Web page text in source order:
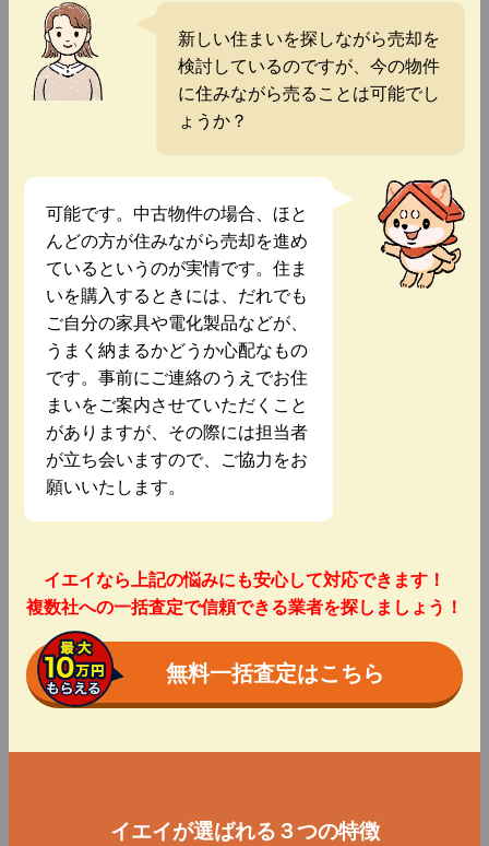
新しい住まいを探しながら売却を
検討しているのですが、今の物件
に住みながら売ることは可能でし
ょうか？
可能です。中古物件の場合、ほと
んどの方が住みながら売却を進め
ているというのが実情です。住ま
いを購入するときには、だれでも
ご自分の家具や電化製品などが、
うまく納まるかどうか心配なもの
です。事前にご連絡のうえでお住
まいをご案内させていただくこと
がありますが、その際には担当者
が立ち会いますので、ご協力をお
願いいたします。
イエイなら上記の悩みにも安心して対応できます！
複数社への一括査定で信頼できる業者を探しましょう！
無料一括査定はこちら
イエイが選ばれる３つの特徴